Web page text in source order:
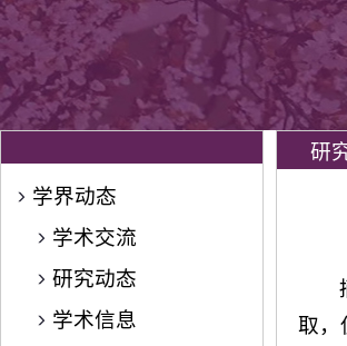
学界动态
学术交流
研究动态
学术信息
研
取，